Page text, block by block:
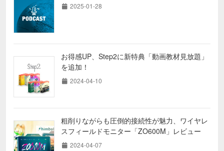
2025-01-28
お得感UP、Step2に新特典「動画教材見放題」
を追加！
2024-04-10
粗削りながらも圧倒的接続性が魅力、ワイヤレ
スフィールドモニター「ZO600M」レビュー
2024-04-07